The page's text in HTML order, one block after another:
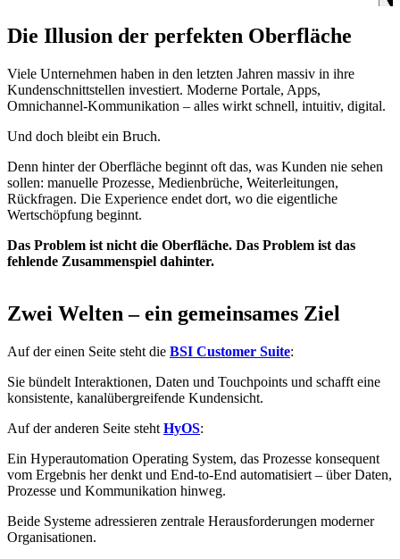
Die Illusion der perfekten Oberfläche
Viele Unternehmen haben in den letzten Jahren massiv in ihre
Kundenschnittstellen investiert. Moderne Portale, Apps,
Omnichannel-Kommunikation – alles wirkt schnell, intuitiv, digital.
Und doch bleibt ein Bruch.
Denn hinter der Oberfläche beginnt oft das, was Kunden nie sehen
sollen: manuelle Prozesse, Medienbrüche, Weiterleitungen,
Rückfragen. Die Experience endet dort, wo die eigentliche
Wertschöpfung beginnt.
Das Problem ist nicht die Oberfläche. Das Problem ist das
fehlende Zusammenspiel dahinter.
Zwei Welten – ein gemeinsames Ziel
Auf der einen Seite steht die BSI Customer Suite:
Sie bündelt Interaktionen, Daten und Touchpoints und schafft eine
konsistente, kanalübergreifende Kundensicht.
Auf der anderen Seite steht HyOS:
Ein Hyperautomation Operating System, das Prozesse konsequent
vom Ergebnis her denkt und End-to-End automatisiert – über Daten,
Prozesse und Kommunikation hinweg.
Beide Systeme adressieren zentrale Herausforderungen moderner
Organisationen.